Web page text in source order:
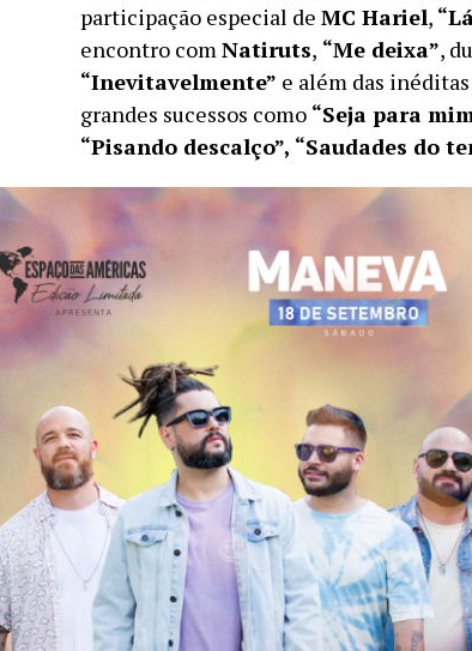
participação especial de MC Hariel,
encontro com Natiruts, “Me deixa”,
“Inevitavelmente” e além das
grandes sucessos como “Seja para
“Pisando descalço”, “Saudades do